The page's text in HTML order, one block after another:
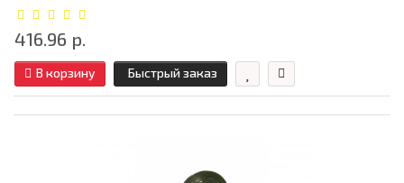
416.96 р.
В корзину Быстрый заказ